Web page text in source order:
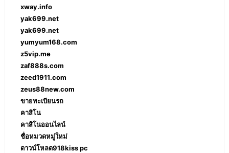
xway.info
yak699.net
yak699.net
yumyum168.com
z5vip.me
zaf888s.com
zeed1911.com
zeus88new.com
ขายทะเบียนรถ
คาสิโน
คาสิโนออนไลน์
ชื่อหมวดหมู่ใหม่
ดาวน์โหลด918kiss pc